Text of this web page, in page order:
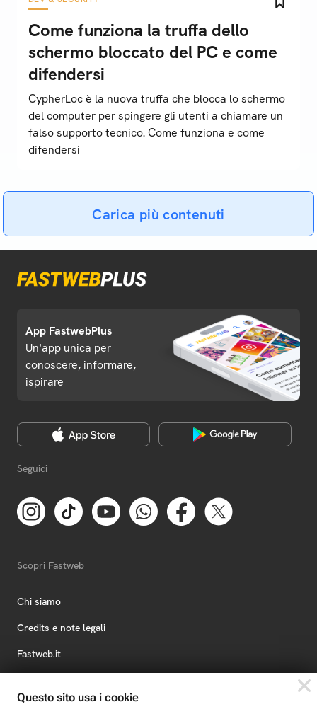
Come funziona la truffa dello
schermo bloccato del PC e come
difendersi
CypherLoc è la nuova truffa che blocca lo schermo
del computer per spingere gli utenti a chiamare un
falso supporto tecnico. Come funziona e come
difendersi
Carica più contenuti
App FastwebPlus
Un'app unica per
conoscere, informare,
ispirare
Seguici
Scopri Fastweb
Chi siamo
Credits e note legali
Fastweb.it